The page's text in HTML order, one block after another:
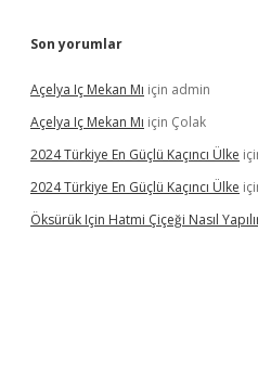
Son yorumlar
Açelya Iç Mekan Mı için admin
Açelya Iç Mekan Mı için Çolak
2024 Türkiye En Güçlü Kaçıncı Ülke
2024 Türkiye En Güçlü Kaçıncı Ülke
Öksürük Için Hatmi Çiçeği Nasıl